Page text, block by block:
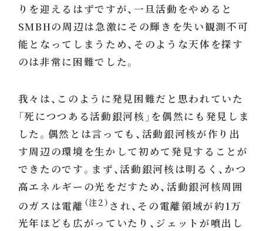
りを迎えるはずですが、一旦活動をやめると
SMBHの周辺は急激にその輝きを失い観測不可
能となってしまうため、そのような天体を探す
のは非常に困難でした。
我々は、このように発見困難だと思われていた
「死につつある活動銀河核」を偶然にも発見しま
した。偶然とは言っても、活動銀河核が作り出
す周辺の環境を生かして初めて発見することが
できたのです。まず、活動銀河核は明るく、かつ
高エネルギーの光をだすため、活動銀河核周囲
のガスは電離 （注2） され、その電離領域が約1万
光年ほども広がっていたり、ジェットが噴出し